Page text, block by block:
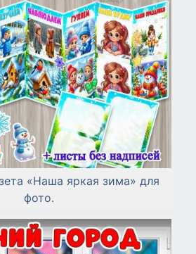
«Наша яркая зима» для
фото.